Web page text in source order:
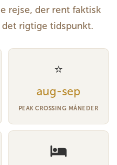
rejse, der rent faktisk
rigtige tidspunkt.
⭐
aug-sep
PEAK CROSSING MÅNEDER